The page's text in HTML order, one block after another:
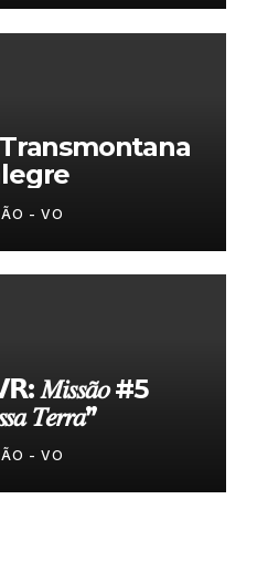
- VO
𝑀𝑖𝑠𝑠𝑎̃𝑜 #5
𝑇𝑒𝑟𝑟𝑎”
- VO